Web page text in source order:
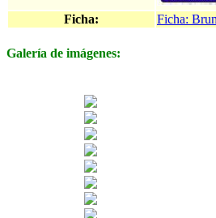
Ficha: Ficha:
Galería de imágenes: